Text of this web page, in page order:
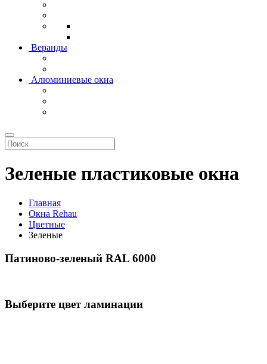
Веранды
Алюминиевые окна
Зеленые пластиковые окна
Главная
Окна Rehau
Цветные
Зеленые
Патиново-зеленый RAL 6000
Выберите цвет ламинации